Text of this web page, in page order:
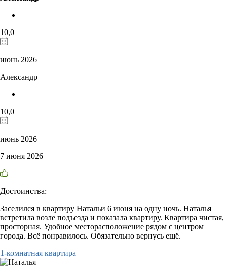
10,0
июнь 2026
Александр
10,0
июнь 2026
7 июня 2026
Достоинства:
Заселился в квартиру Натальи 6 июня на одну ночь. Наталья
встретила возле подъезда и показала квартиру. Квартира чистая,
просторная. Удобное месторасположение рядом с центром
города. Всё понравилось. Обязательно вернусь ещё.
1-комнатная квартира